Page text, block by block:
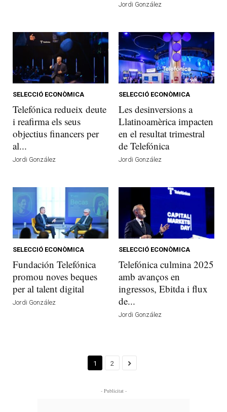
Jordi González
SELECCIÓ ECONÒMICA
Telefónica redueix deute
i reafirma els seus
objectius financers per
al...
Jordi González
SELECCIÓ ECONÒMICA
Les desinversions a
Llatinoamèrica impacten
en el resultat trimestral
de Telefónica
Jordi González
SELECCIÓ ECONÒMICA
Fundación Telefónica
promou noves beques
per al talent digital
Jordi González
SELECCIÓ ECONÒMICA
Telefónica culmina 2025
amb avanços en
ingressos, Ebitda i flux
de...
Jordi González
1 2
- Publicitat -